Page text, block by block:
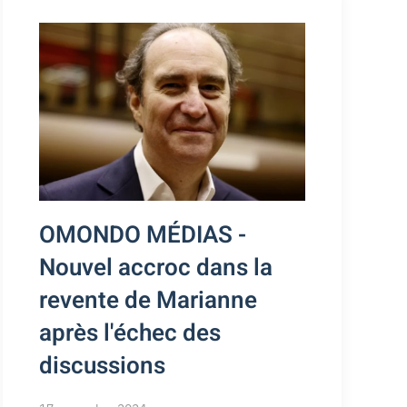
OMONDO MÉDIAS -
Nouvel accroc dans la
revente de Marianne
après l'échec des
discussions